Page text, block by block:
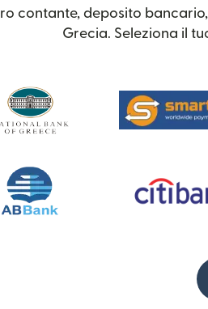
contante, deposito
Grecia. Seleziona il